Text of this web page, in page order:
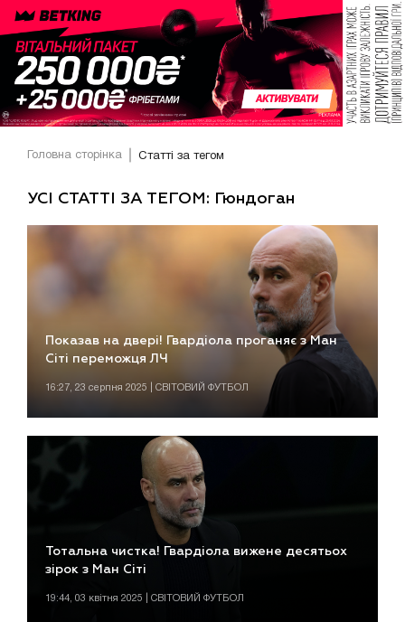
Головна сторінка Статті за тегом
УСІ СТАТТІ ЗА ТЕГОМ: Гюндоган
Показав на двері! Гвардіола проганяє з Ман
Сіті переможця ЛЧ
16:27, 23 серпня 2025 | СВІТОВИЙ ФУТБОЛ
Тотальна чистка! Гвардіола вижене десятьох
зірок з Ман Сіті
19:44, 03 квітня 2025 | СВІТОВИЙ ФУТБОЛ